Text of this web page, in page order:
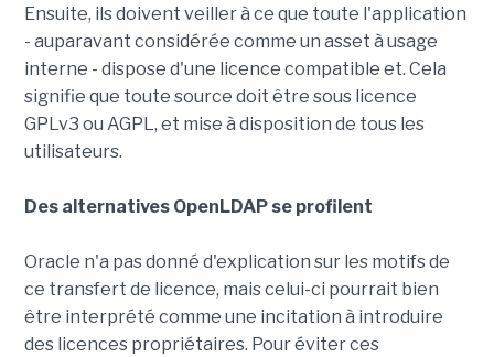
Ensuite, ils doivent veiller à ce que toute l'application
- auparavant considérée comme un asset à usage
interne - dispose d'une licence compatible et. Cela
signifie que toute source doit être sous licence
GPLv3 ou AGPL, et mise à disposition de tous les
utilisateurs.
Des alternatives OpenLDAP se profilent
Oracle n'a pas donné d'explication sur les motifs de
ce transfert de licence, mais celui-ci pourrait bien
être interprété comme une incitation à introduire
des licences propriétaires. Pour éviter ces